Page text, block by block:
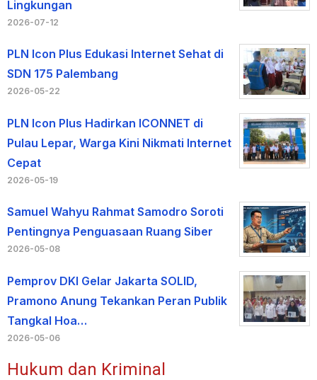
Lingkungan
2026-07-12
PLN Icon Plus Edukasi Internet Sehat di
SDN 175 Palembang
2026-05-22
PLN Icon Plus Hadirkan ICONNET di
Pulau Lepar, Warga Kini Nikmati Internet
Cepat
2026-05-19
Samuel Wahyu Rahmat Samodro Soroti
Pentingnya Penguasaan Ruang Siber
2026-05-08
Pemprov DKI Gelar Jakarta SOLID,
Pramono Anung Tekankan Peran Publik
Tangkal Hoa…
2026-05-06
Hukum dan Kriminal